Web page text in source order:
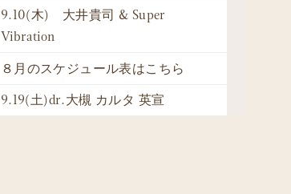
9.10(木) 大井貴司 & Super
Vibration
８月のスケジュール表はこちら
9.19(土)dr.大槻 カルタ 英宣